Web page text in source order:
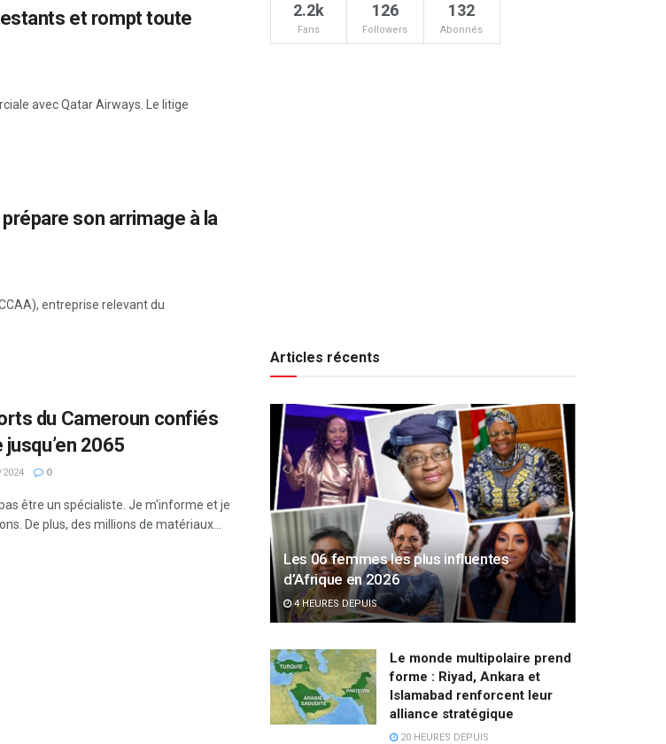
et rompt toute
avec Qatar Airways. Le litige
son arrimage à la
entreprise relevant du
du Cameroun confiés
jusqu’en 2065
0
être un spécialiste. Je m'informe et je
De plus, des millions de matériaux...
2.2k
Fans
126
Followers
132
Abonnés
Articles récents
Les 06 femmes les plus influentes
d’Afrique en 2026
4 HEURES DEPUIS
Le monde multipolaire prend
forme : Riyad, Ankara et
Islamabad renforcent leur
alliance stratégique
20 HEURES DEPUIS